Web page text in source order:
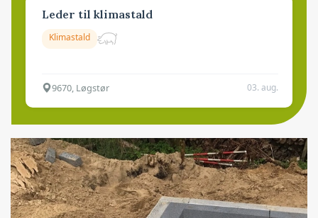
Leder til klimastald
Klimastald
9670, Løgstør 03. aug.